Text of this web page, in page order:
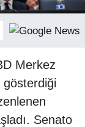
Merkez
gösterdiği
Senato